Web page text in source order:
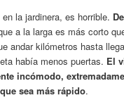
la jardinera, es horrible.
a la larga es más corto
andar kilómetros hasta
había menos puertas. El
incómodo,
sea más rápido.